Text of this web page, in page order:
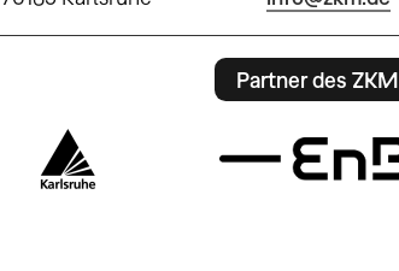
Partner des ZKM